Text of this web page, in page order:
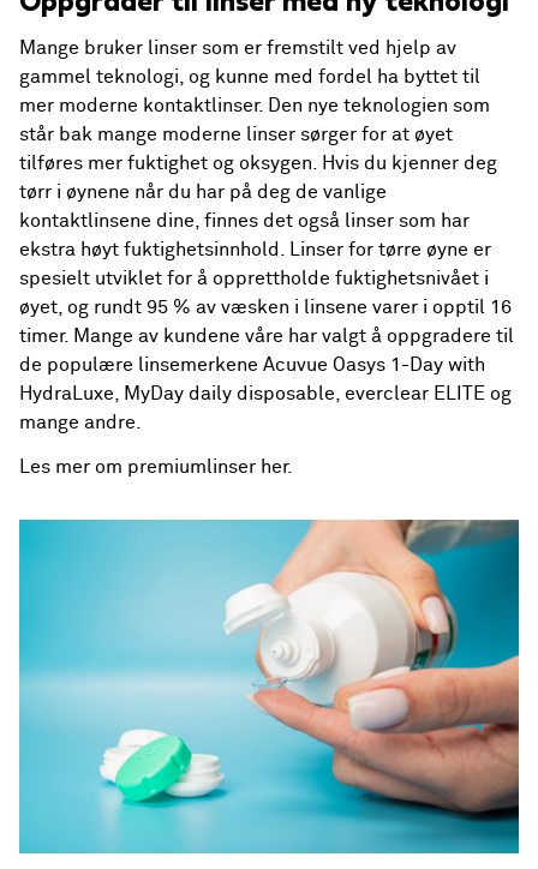
Mange bruker linser som er fremstilt ved hjelp av
gammel teknologi, og kunne med fordel ha byttet til
mer moderne kontaktlinser. Den nye teknologien som
står bak mange moderne linser sørger for at øyet
tilføres mer fuktighet og oksygen. Hvis du kjenner deg
tørr i øynene når du har på deg de vanlige
kontaktlinsene dine, finnes det også linser som har
ekstra høyt fuktighetsinnhold. Linser for tørre øyne er
spesielt utviklet for å opprettholde fuktighetsnivået i
øyet, og rundt 95 % av væsken i linsene varer i opptil 16
timer. Mange av kundene våre har valgt å oppgradere til
de populære linsemerkene Acuvue Oasys 1-Day with
HydraLuxe, MyDay daily disposable, everclear ELITE og
mange andre.
Les mer om premiumlinser her.